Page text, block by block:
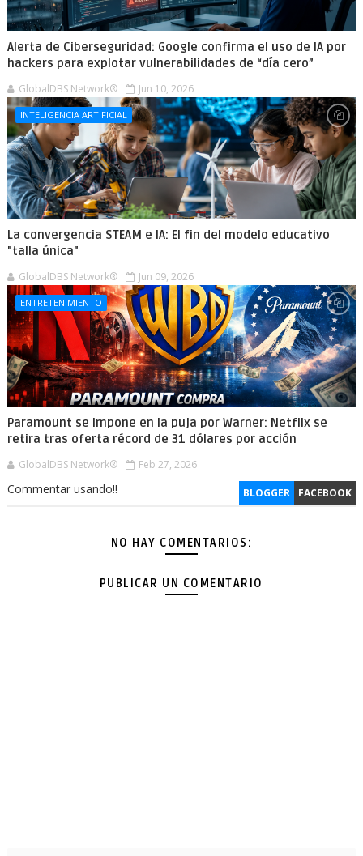
Alerta de Ciberseguridad: Google confirma el uso de IA por
hackers para explotar vulnerabilidades de “día cero”
GlobalDBS Network® Jun 10, 2026
INTELIGENCIA ARTIFICIAL
La convergencia STEAM e IA: El fin del modelo educativo
"talla única"
GlobalDBS Network® Jun 09, 2026
ENTRETENIMIENTO
Paramount se impone en la puja por Warner: Netflix se
retira tras oferta récord de 31 dólares por acción
GlobalDBS Network® Feb 27, 2026
BLOGGER FACEBOOK
Commentar usando!!
NO HAY COMENTARIOS:
PUBLICAR UN COMENTARIO